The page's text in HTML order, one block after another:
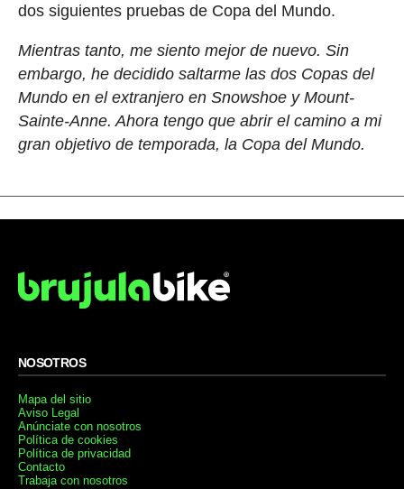
dos siguientes pruebas de Copa del Mundo.
Mientras tanto, me siento mejor de nuevo. Sin
embargo, he decidido saltarme las dos Copas del
Mundo en el extranjero en Snowshoe y Mount-
Sainte-Anne. Ahora tengo que abrir el camino a mi
gran objetivo de temporada, la Copa del Mundo.
NOSOTROS
Mapa del sitio
Aviso Legal
Anúnciate con nosotros
Política de cookies
Política de privacidad
Contacto
Trabaja con nosotros